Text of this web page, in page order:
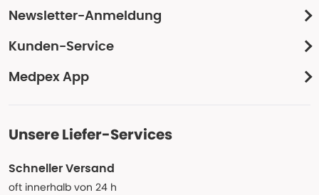
Newsletter-Anmeldung
Kunden-Service
Medpex App
Unsere Liefer-Services
Schneller Versand
oft innerhalb von 24 h